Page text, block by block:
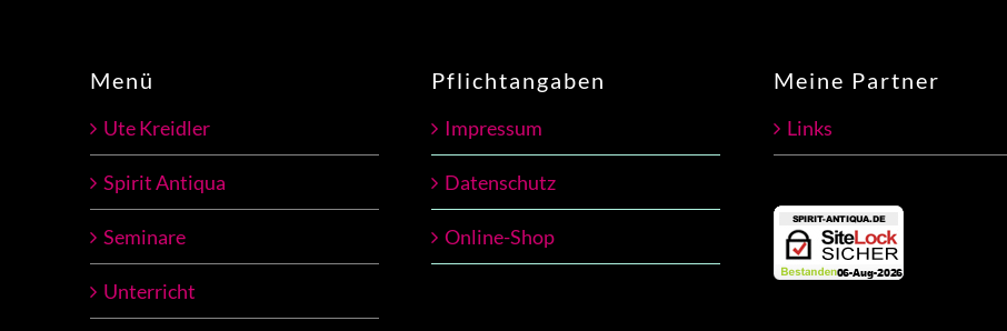
Menü
Ute Kreidler
Spirit Antiqua
Seminare
Unterricht
Pflichtangaben
Impressum
Datenschutz
Online-Shop
Meine Partner
Links